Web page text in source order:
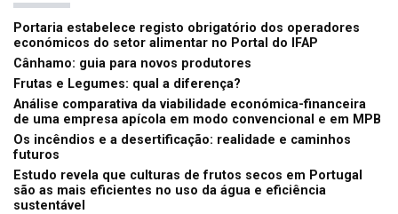
Portaria estabelece registo obrigatório dos operadores
económicos do setor alimentar no Portal do IFAP
Cânhamo: guia para novos produtores
Frutas e Legumes: qual a diferença?
Análise comparativa da viabilidade económica-financeira
de uma empresa apícola em modo convencional e em MPB
Os incêndios e a desertificação: realidade e caminhos
futuros
Estudo revela que culturas de frutos secos em Portugal
são as mais eficientes no uso da água e eficiência
sustentável